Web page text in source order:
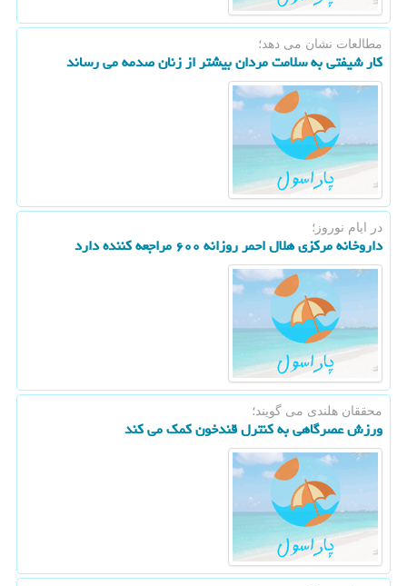
مطالعات نشان می دهد؛
کار شیفتی به سلامت مردان بیشتر از زنان صدمه می رساند
در ایام نوروز؛
داروخانه مرکزی هلال احمر روزانه ۶۰۰ مراجعه کننده دارد
محققان هلندی می گویند؛
ورزش عصرگاهی به کنترل قندخون کمک می کند